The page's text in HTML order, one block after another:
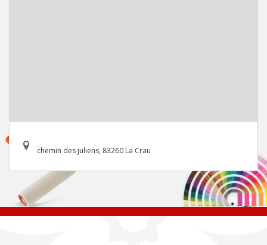
chemin des juliens, 83260 La Crau